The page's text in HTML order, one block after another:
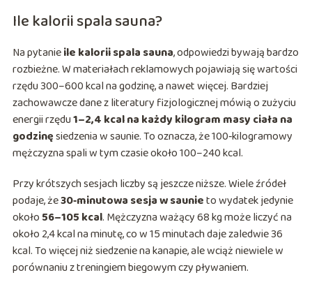
Ile kalorii spala sauna?
Na pytanieile kalorii spala sauna, odpowiedzi bywają bardzo
rozbieżne. W materiałach reklamowych pojawiają się wartości
rzędu 300–600 kcal na godzinę, a nawet więcej. Bardziej
zachowawcze dane z literatury fizjologicznej mówią o zużyciu
energii rzędu1–2,4 kcal na każdy kilogram masy ciała na
godzinęsiedzenia w saunie. To oznacza, że 100‑kilogramowy
mężczyzna spali w tym czasie około 100–240 kcal.
Przy krótszych sesjach liczby są jeszcze niższe. Wiele źródeł
podaje, że30‑minutowa sesja w saunieto wydatek jedynie
około 56–105 kcal. Mężczyzna ważący 68 kg może liczyć na
około 2,4 kcal na minutę, co w 15 minutach daje zaledwie 36
kcal. To więcej niż siedzenie na kanapie, ale wciąż niewiele w
porównaniu z treningiem biegowym czy pływaniem.